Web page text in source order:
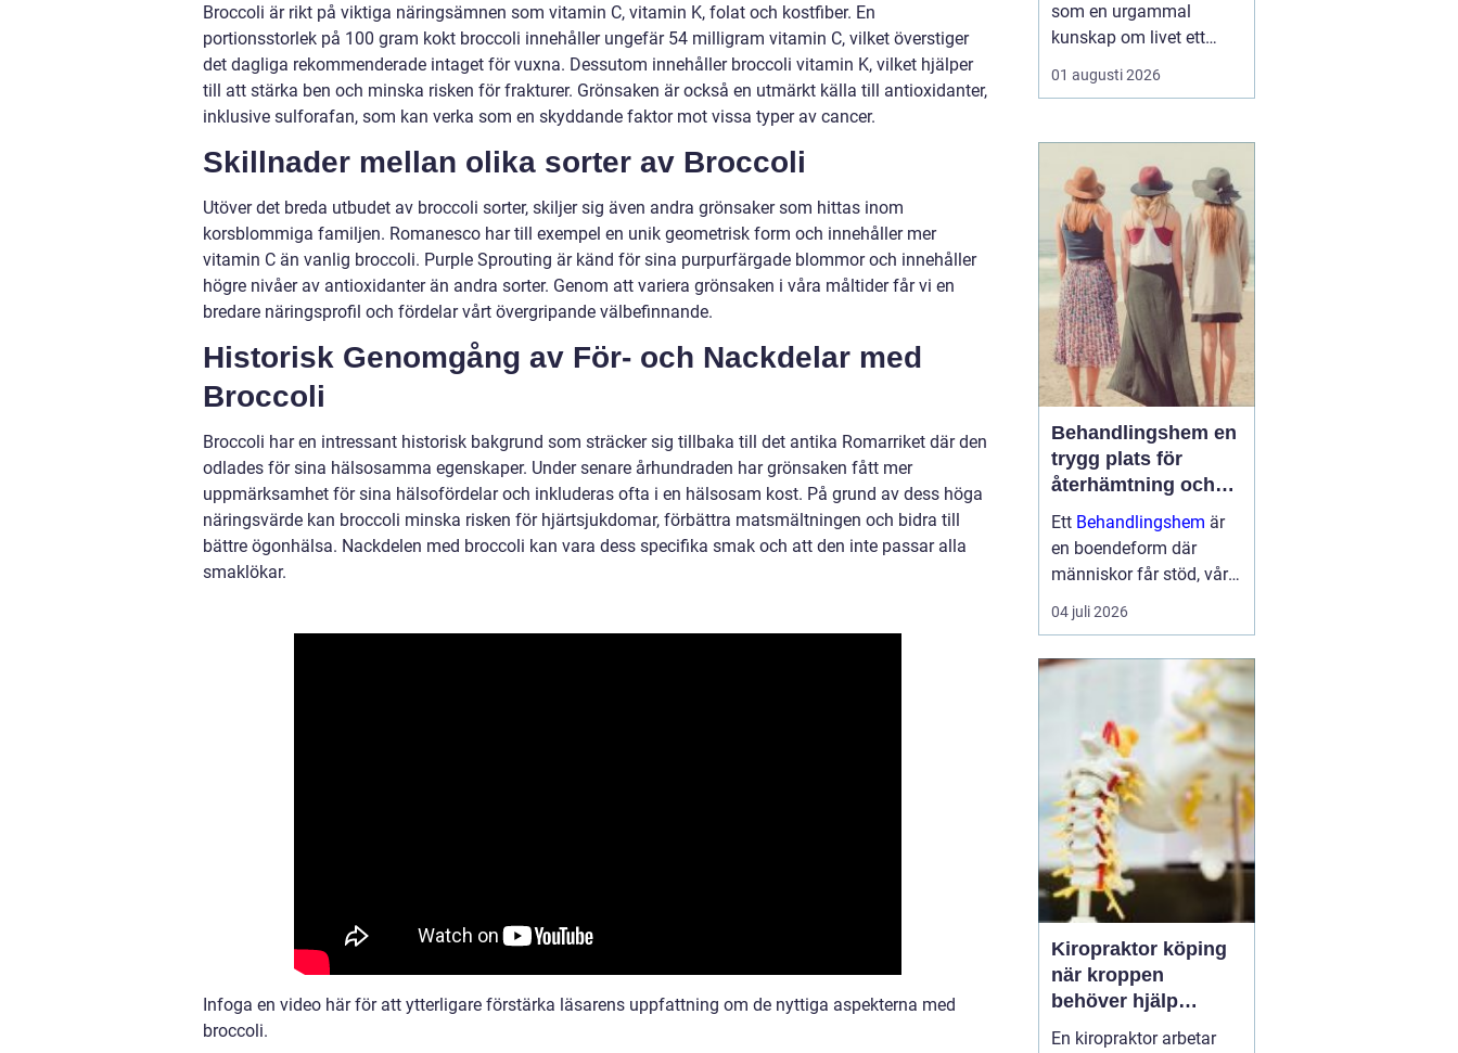
Broccoli är rikt på viktiga näringsämnen som vitamin C, vitamin K, folat och kostfiber. En
portionsstorlek på 100 gram kokt broccoli innehåller ungefär 54 milligram vitamin C, vilket överstiger
det dagliga rekommenderade intaget för vuxna. Dessutom innehåller broccoli vitamin K, vilket hjälper
till att stärka ben och minska risken för frakturer. Grönsaken är också en utmärkt källa till antioxidanter,
inklusive sulforafan, som kan verka som en skyddande faktor mot vissa typer av cancer.
Skillnader mellan olika sorter av Broccoli
Utöver det breda utbudet av broccoli sorter, skiljer sig även andra grönsaker som hittas inom
korsblommiga familjen. Romanesco har till exempel en unik geometrisk form och innehåller mer
vitamin C än vanlig broccoli. Purple Sprouting är känd för sina purpurfärgade blommor och innehåller
högre nivåer av antioxidanter än andra sorter. Genom att variera grönsaken i våra måltider får vi en
bredare näringsprofil och fördelar vårt övergripande välbefinnande.
Historisk Genomgång av För- och Nackdelar med
Broccoli
Broccoli har en intressant historisk bakgrund som sträcker sig tillbaka till det antika Romarriket där den
odlades för sina hälsosamma egenskaper. Under senare århundraden har grönsaken fått mer
uppmärksamhet för sina hälsofördelar och inkluderas ofta i en hälsosam kost. På grund av dess höga
näringsvärde kan broccoli minska risken för hjärtsjukdomar, förbättra matsmältningen och bidra till
bättre ögonhälsa. Nackdelen med broccoli kan vara dess specifika smak och att den inte passar alla
smaklökar.
Infoga en video här för att ytterligare förstärka läsarens uppfattning om de nyttiga aspekterna med
broccoli.
som en urgammal
kunskap om livet ett
praktiskt system för
hälsa som förenar kropp,
stället för att enbart
fokusera på symptom
försöker ayurvedan
förstå varf...
01 augusti 2026
Behandlingshem en
trygg plats för
återhämtning och
förändring
Ett Behandlingshem är
en boendeform där
människor får stöd, vård
och struktur under en
period i livet när det
öppenvården inte räcker.
Målet är att skapa
trygghet, stabilitet och
förutsättni...
04 juli 2026
Kiropraktor köping
när kroppen
behöver hjälp
tillbaka
En kiropraktor arbetar